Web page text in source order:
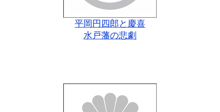
平岡円四郎と慶喜
水戸藩の悲劇